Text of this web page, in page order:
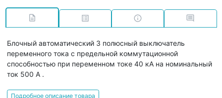
Блочный автоматический 3 полюсный выключатель
переменного тока с предельной коммутационной
способностью при переменном токе 40 кА на номинальный
ток 500 А .
Подробное описание товара